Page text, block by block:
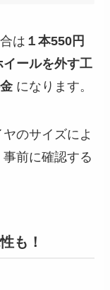
は １本550円
イールを外す工
になります。
のサイズによ
前に確認する
も！